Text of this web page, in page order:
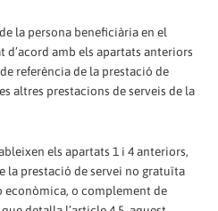
la persona beneficiària en el
amb els apartats anteriors
referència de la prestació de
altres prestacions de serveis de la
els apartats 1 i 4 anteriors,
la prestació de servei no gratuïta
econòmica, o complement de